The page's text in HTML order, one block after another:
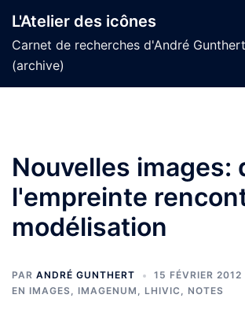
au
contenu
L'Atelier des icônes
Carnet de recherches d'André Gunthert
(archive)
Nouvelles images:
l'empreinte
modélisation
PAR ANDRÉ GUNTHERT
15 FÉVRIER 2012
EN IMAGES, IMAGENUM , LHIVIC , NOTES